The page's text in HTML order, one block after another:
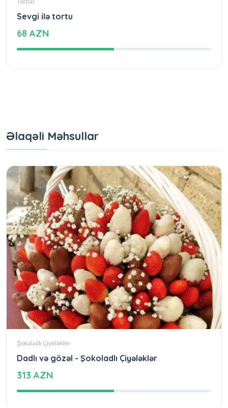
Sevgi ilə tortu
68 AZN
Əlaqəli Məhsullar
Şokaladlı Çiyələklər
Dadlı və gözəl - Şokoladlı Çiyələklər
313 AZN